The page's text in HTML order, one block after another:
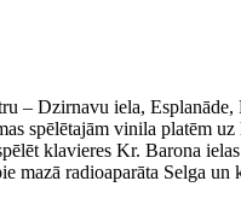
– Dzirnavu iela,
spēlētajām vinila platēm
klavieres Kr. Barona
mazā radioaparāta Selga